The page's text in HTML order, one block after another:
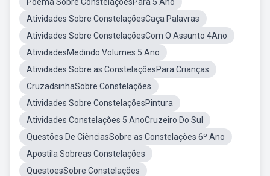
Atividades Sobre ConstelaçõesCaça Palavras
Atividades Sobre ConstelaçõesCom O Assunto 4Ano
AtividadesMedindo Volumes 5 Ano
Atividades Sobre as ConstelaçõesPara Crianças
CruzadsinhaSobre Constelações
Atividades Sobre ConstelaçõesPintura
Atividades Constelações 5 AnoCruzeiro Do Sul
Questões De CiênciasSobre as Constelações 6º Ano
Apostila Sobreas Constelações
QuestoesSobre Constelações